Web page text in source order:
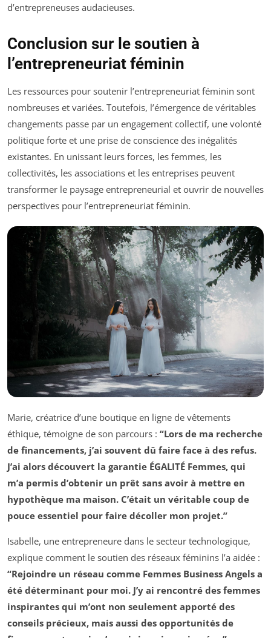
d’entrepreneuses audacieuses.
Conclusion sur le soutien à
l’entrepreneuriat féminin
Les ressources pour soutenir l’entrepreneuriat féminin sont
nombreuses et variées. Toutefois, l’émergence de véritables
changements passe par un engagement collectif, une volonté
politique forte et une prise de conscience des inégalités
existantes. En unissant leurs forces, les femmes, les
collectivités, les associations et les entreprises peuvent
transformer le paysage entrepreneurial et ouvrir de nouvelles
perspectives pour l’entrepreneuriat féminin.
Marie, créatrice d’une boutique en ligne de vêtements
éthique, témoigne de son parcours : “Lors de ma recherche
de financements, j’ai souvent dû faire face à des refus.
J’ai alors découvert la garantie ÉGALITÉ Femmes, qui
m’a permis d’obtenir un prêt sans avoir à mettre en
hypothèque ma maison. C’était un véritable coup de
pouce essentiel pour faire décoller mon projet.”
Isabelle, une entrepreneure dans le secteur technologique,
explique comment le soutien des réseaux féminins l’a aidée :
“Rejoindre un réseau comme Femmes Business Angels a
été déterminant pour moi. J’y ai rencontré des femmes
inspirantes qui m’ont non seulement apporté des
conseils précieux, mais aussi des opportunités de